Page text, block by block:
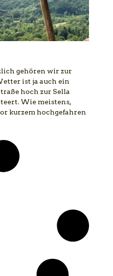
gehören wir zur
ist ja auch ein
hoch zur Sella
Wie meistens,
kurzem hochgefahren